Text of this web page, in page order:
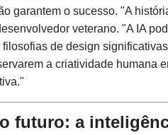
garantem o sucesso. "A
veterano. "A IA
de design
a criatividade humana
futuro: a